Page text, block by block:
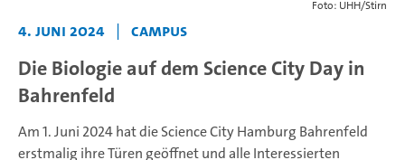
Foto: UHH/Stirn
4. Juni 2024 | Campus
Die Biologie auf dem Science City Day in
Bahrenfeld
Am 1. Juni 2024 hat die Science City Hamburg Bahrenfeld
erstmalig ihre Türen geöffnet und alle Interessierten